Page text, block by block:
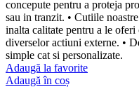
concepute pentru a proteja
sau in tranzit. • Cutiile
inalta calitate pentru a le
diverselor actiuni externe. •
simple cat si personalizate.
Adaugă la favorite
Adaugă în coș